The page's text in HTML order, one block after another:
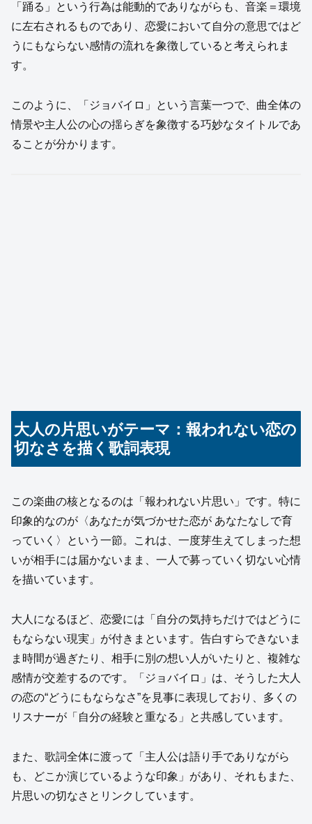
「踊る」という行為は能動的でありながらも、音楽＝環境
に左右されるものであり、恋愛において自分の意思ではど
うにもならない感情の流れを象徴していると考えられま
す。
このように、「ジョバイロ」という言葉一つで、曲全体の
情景や主人公の心の揺らぎを象徴する巧妙なタイトルであ
ることが分かります。
大人の片思いがテーマ：報われない恋の
切なさを描く歌詞表現
この楽曲の核となるのは「報われない片思い」です。特に
印象的なのが〈あなたが気づかせた恋が あなたなしで育
っていく〉という一節。これは、一度芽生えてしまった想
いが相手には届かないまま、一人で募っていく切ない心情
を描いています。
大人になるほど、恋愛には「自分の気持ちだけではどうに
もならない現実」が付きまといます。告白すらできないま
ま時間が過ぎたり、相手に別の想い人がいたりと、複雑な
感情が交差するのです。「ジョバイロ」は、そうした大人
の恋の“どうにもならなさ”を見事に表現しており、多くの
リスナーが「自分の経験と重なる」と共感しています。
また、歌詞全体に渡って「主人公は語り手でありながら
も、どこか演じているような印象」があり、それもまた、
片思いの切なさとリンクしています。